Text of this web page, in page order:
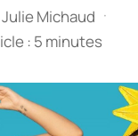
Julie Michaud ·
: 5 minutes